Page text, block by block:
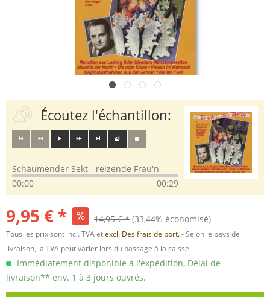
Écoutez l'échantillon:
Schäumender Sekt - reizende Frau'n
00:00
00:29
9,95 € * 14,95 € * (33,44% économisé)
Tous les prix sont incl. TVA etexcl. Des frais de port.- Selon le pays de
livraison, la TVA peut varier lors du passage à la caisse.
Immédiatement disponible à l'expédition, Délai de
livraison** env. 1 à 3 jours ouvrés.